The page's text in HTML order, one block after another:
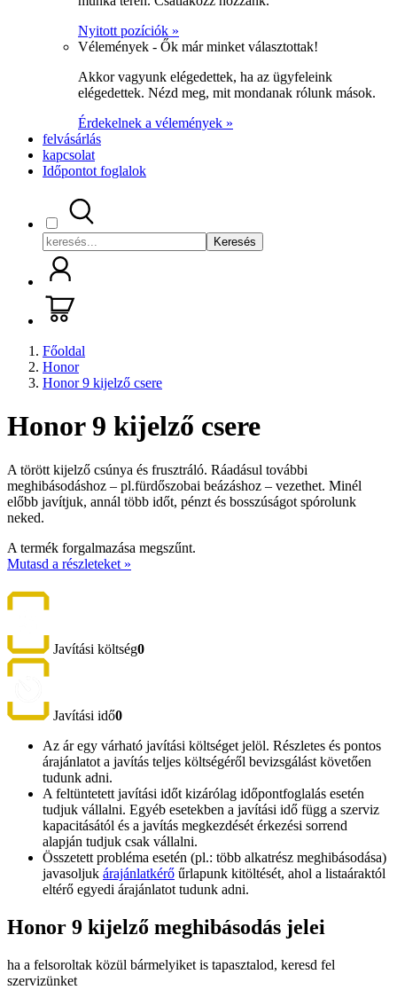
Nyitott pozíciók »
Vélemények - Ők már minket választottak!
Akkor vagyunk elégedettek, ha az ügyfeleink
elégedettek. Nézd meg, mit mondanak rólunk mások.
Érdekelnek a vélemények »
felvásárlás
kapcsolat
Időpontot foglalok
Keresés
Főoldal
Honor
Honor 9 kijelző csere
Honor 9 kijelző csere
A törött kijelző csúnya és frusztráló. Ráadásul további
meghibásodáshoz – pl.fürdőszobai beázáshoz – vezethet. Minél
előbb javítjuk, annál több időt, pénzt és bosszúságot spórolunk
neked.
A termék forgalmazása megszűnt.
Mutasd a részleteket »
Javítási költség0
Javítási idő0
Az ár egy várható javítási költséget jelöl. Részletes és pontos
árajánlatot a javítás teljes költségéről bevizsgálást követően
tudunk adni.
A feltüntetett javítási időt kizárólag időpontfoglalás esetén
tudjuk vállalni. Egyéb esetekben a javítási idő függ a szerviz
kapacitásától és a javítás megkezdését érkezési sorrend
alapján tudjuk csak vállalni.
Összetett probléma esetén (pl.: több alkatrész meghibásodása)
javasoljuk árajánlatkérő űrlapunk kitöltését, ahol a listaáraktól
eltérő egyedi árajánlatot tudunk adni.
Honor 9 kijelző meghibásodás jelei
ha a felsoroltak közül bármelyiket is tapasztalod, keresd fel
szervizünket